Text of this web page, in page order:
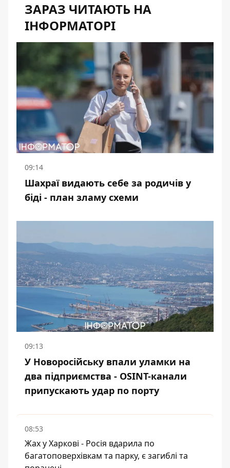
ЗАРАЗ ЧИТАЮТЬ НА
ІНФОРМАТОРІ
09:14
Шахраї видають себе за родичів у
біді - план зламу схеми
09:13
У Новоросійську впали уламки на
два підприємства - OSINT-канали
припускають удар по порту
08:53
Жах у Харкові - Росія вдарила по
багатоповерхівкам та парку, є загиблі та